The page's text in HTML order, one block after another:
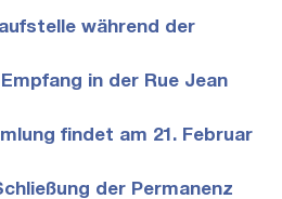
während der
in der Rue Jean
findet am 21. Februar
der Permanenz